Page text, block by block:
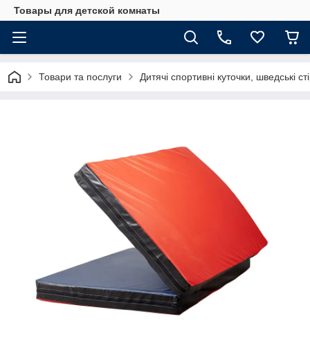
Товары для детской комнаты
Товари та послуги Дитячі спортивні куточки, шведські